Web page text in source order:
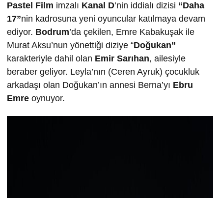
Pastel Film imzalı Kanal D’nin iddialı dizisi “Daha
17”nin kadrosuna yeni oyuncular katılmaya devam
ediyor. Bodrum’da çekilen, Emre Kabakuşak ile
Murat Aksu’nun yönettiği diziye “Doğukan”
karakteriyle dahil olan Emir Sarıhan, ailesiyle
beraber geliyor. Leyla’nın (Ceren Ayruk) çocukluk
arkadaşı olan Doğukan’ın annesi Berna’yı Ebru
Emre oynuyor.